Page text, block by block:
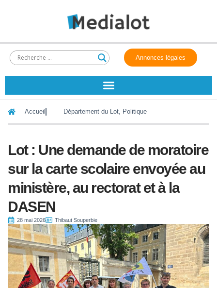
Annonces légales
Accueil Département du Lot, Politique
Lot : Une demande de moratoire
sur la carte scolaire envoyée au
ministère, au rectorat et à la
DASEN
28 mai 2026 Thibaut Souperbie